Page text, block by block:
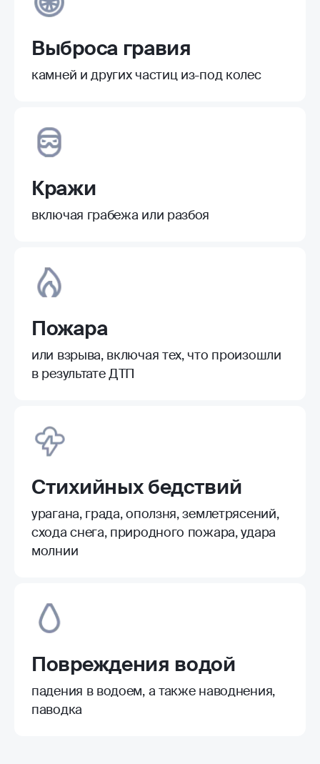
Выброса гравия
камней и других частиц из-под колес
Кражи
включая грабежа или разбоя
Пожара
или взрыва, включая тех, что произошли
в результате ДТП
Стихийных бедствий
урагана, града, оползня, землетрясений,
схода снега, природного пожара, удара
молнии
Повреждения водой
падения в водоем, а также наводнения,
паводка